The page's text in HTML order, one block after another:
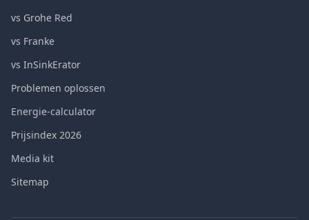
vs Grohe Red
vs Franke
vs InSinkErator
Problemen oplossen
Energie-calculator
Prijsindex 2026
Media kit
Sitemap